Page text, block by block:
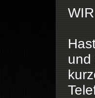
und